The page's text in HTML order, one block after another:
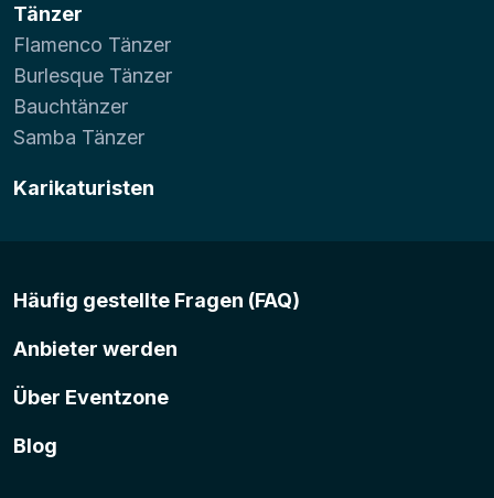
Tänzer
Flamenco Tänzer
Burlesque Tänzer
Bauchtänzer
Samba Tänzer
Karikaturisten
Häufig gestellte Fragen (FAQ)
Anbieter werden
Über Eventzone
Blog